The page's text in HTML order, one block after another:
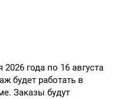
года по 16 августа
будет работать в
Заказы будут